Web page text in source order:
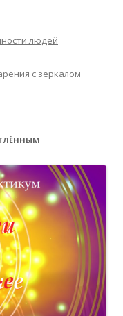
людей
с зеркалом